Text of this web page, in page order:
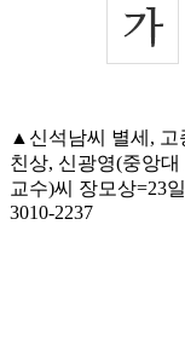
▲신석남씨 별세, 고
친상, 신광영(중앙
교수)씨 장모상=23
3010-2237